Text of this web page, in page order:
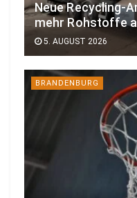
Neue Recycling-
mehr Rohstoffe
5. AUGUST 2026
BRANDENBURG